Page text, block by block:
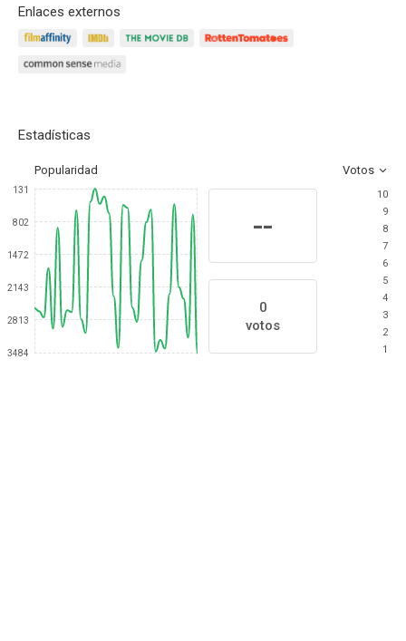
Enlaces externos
Estadísticas
Popularidad Votos
131
802
1472
2143
2813
3484
--
0
votos
10
9
8
7
6
5
4
3
2
1